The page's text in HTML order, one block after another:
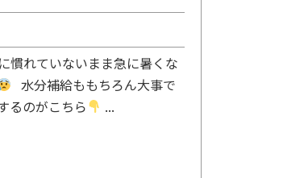
慣れていないまま急に暑くな
水分補給ももちろん大事で
るのがこちら
...